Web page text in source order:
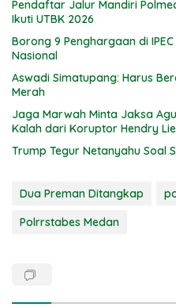
Pendaftar Jalur Mandiri
Ikuti UTBK 2026
Borong 9 Penghargaan di
Nasional
Aswadi Simatupang: Harus
Merah
Jaga Marwah Minta Jaksa
Kalah dari Koruptor Hendry
Trump Tegur Netanyahu Soal
Dua Preman Ditangkap
Polrrstabes Medan